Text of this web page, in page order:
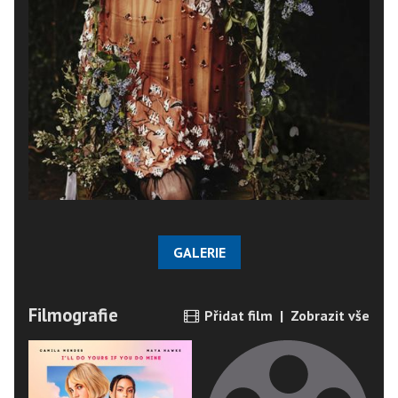
GALERIE
Filmografie Přidat film | Zobrazit vše